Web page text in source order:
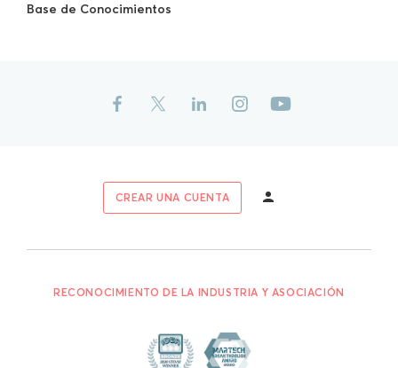
Base de Conocimientos
CREAR UNA CUENTA
RECONOCIMIENTO DE LA INDUSTRIA Y ASOCIACIÓN